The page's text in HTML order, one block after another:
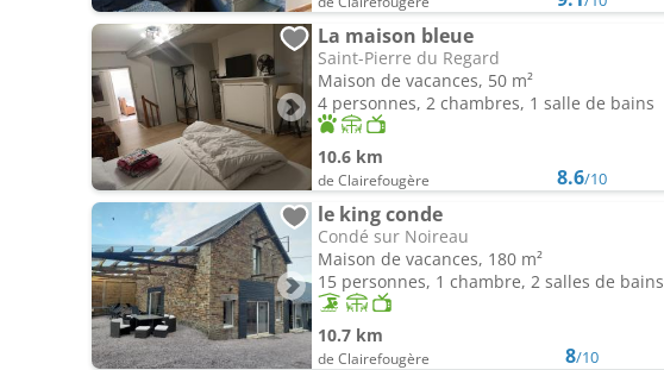
La maison bleue
Saint-Pierre du Regard
Maison de vacances, 50 m²
4 personnes, 2 chambres, 1 salle de bains
10.6 km
de Clairefougère 8.6/10
le king conde
Condé sur Noireau
Maison de vacances, 180 m²
15 personnes, 1 chambre, 2 salles de bains
10.7 km
de Clairefougère 8/10